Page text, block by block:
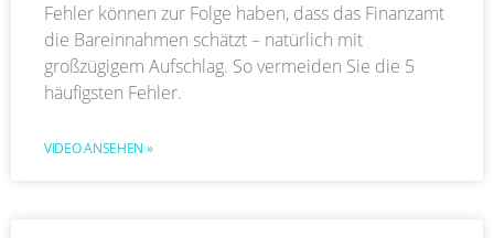
Fehler können zur Folge haben, dass das Finanzamt
die Bareinnahmen schätzt – natürlich mit
großzügigem Aufschlag. So vermeiden Sie die 5
häufigsten Fehler.
VIDEO ANSEHEN »